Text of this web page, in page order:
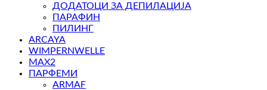
ДОДАТОЦИ ЗА ДЕПИЛАЦИЈА
ПАРАФИН
ПИЛИНГ
ARCAYA
WIMPERNWELLE
MAX2
ПАРФЕМИ
ARMAF